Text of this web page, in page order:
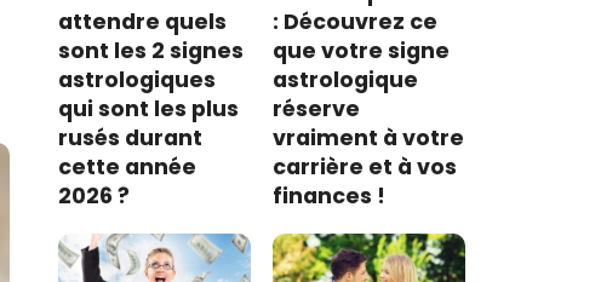
attendre quels
sont les 2 signes
astrologiques
qui sont les plus
rusés durant
cette année
2026 ?
: Découvrez ce
que votre signe
astrologique
réserve
vraiment à votre
carrière et à vos
finances !